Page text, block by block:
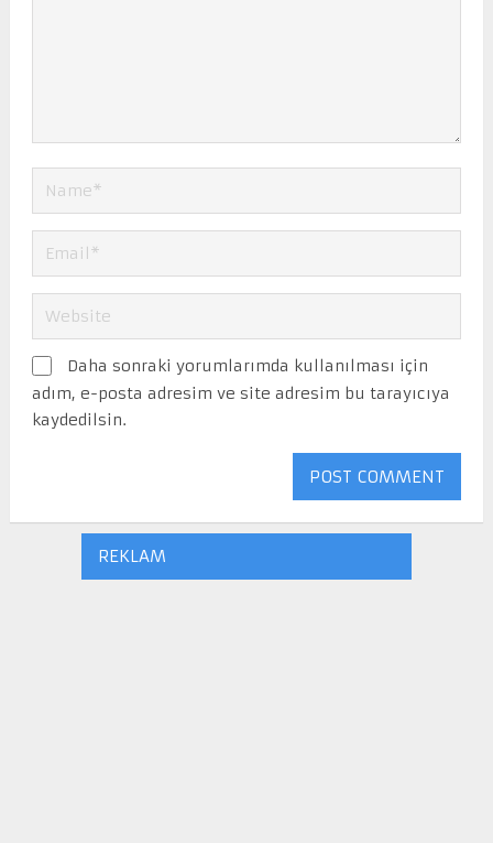
Daha sonraki yorumlarımda kullanılması için
adım, e-posta adresim ve site adresim bu tarayıcıya
kaydedilsin.
REKLAM